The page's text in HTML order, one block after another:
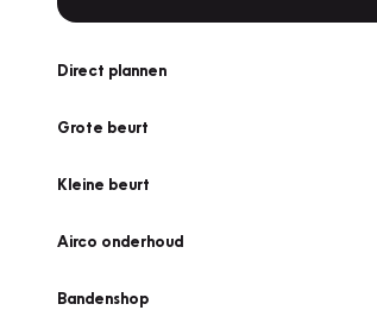
Direct plannen
Grote beurt
Kleine beurt
Airco onderhoud
Bandenshop